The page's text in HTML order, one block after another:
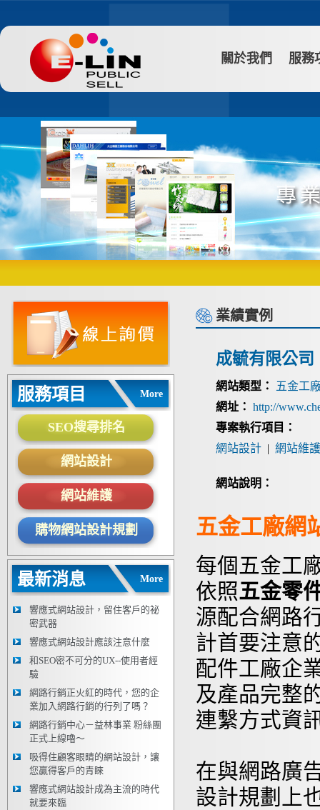
關於我們 服務
服務項目 More
SEO搜尋排名
網站設計
網站維護
購物網站設計規劃
最新消息 More
響應式網站設計，留住客戶的祕
密武器
響應式網站設計應該注意什麼
和SEO密不可分的UX--使用者經
驗
網路行銷正火紅的時代，您的企
業加入網路行銷的行列了嗎？
網路行銷中心－益林事業 粉絲團
正式上線嚕～
吸得住顧客眼睛的網站設計，讓
您贏得客戶的青睞
響應式網站設計成為主流的時代
就要來臨
業績實例
成毓有限公司
網站類型：
五金工
網址： http://
專案執行項目：
網站設計 | 網站維護
網站說明：
五金工廠網
每個五金工
依照五金零
源配合網路
計首要注意
配件工廠企
及產品完整
連繫方式資
在與網路廣
設計規劃上